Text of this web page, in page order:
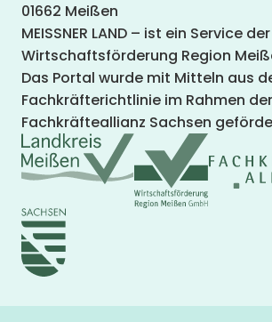
01662 Meißen
MEISSNER LAND – ist ein Service der
Wirtschaftsförderung Region
Das Portal wurde mit Mitteln aus
Fachkräfterichtlinie im Rahmen der
Fachkräfteallianz Sachsen